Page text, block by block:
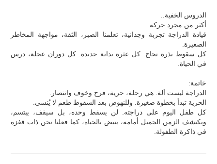
الدروس الخفية..
أكثر من مجرد حركة
قيادة الدراجة تجربة وجدانية، تعلمنا الصبر، الثقة، مواجهة المخاطر
الصغيرة.
كل سقوط بذرة نجاح. كل عثرة بداية جديدة. كل دوران عجلة، درس
في الحياة.
خاتمة:
الدراجة ليست آلة. هي رحلة، حرية، فرح وخوف وانتصار.
الحرية تبدأ بخطوة صغيرة. وللنهوض بعد السقوط طعم لا يُنسى.
كل طفل اليوم على دراجته. لن يسقط وحده، بل سيقف، يبتسم،
ويكتشف الزمن الجميل أمامه، ينبض بالحياة، كما فعلنا نحن ذات قفزة
في ذاكرة الطفولة.